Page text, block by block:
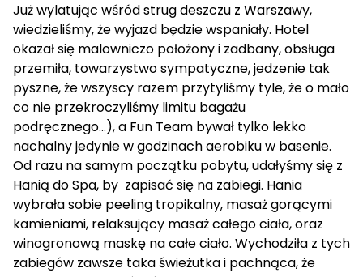
Już wylatując wśród strug deszczu z Warszawy,
wiedzieliśmy, że wyjazd będzie wspaniały. Hotel
okazał się malowniczo położony i zadbany, obsługa
przemiła, towarzystwo sympatyczne, jedzenie tak
pyszne, że wszyscy razem przytyliśmy tyle, że o mało
co nie przekroczyliśmy limitu bagażu
podręcznego...), a Fun Team bywał tylko lekko
nachalny jedynie w godzinach aerobiku w basenie.
Od razu na samym początku pobytu, udałyśmy się z
Hanią do Spa, by zapisać się na zabiegi. Hania
wybrała sobie peeling tropikalny, masaż gorącymi
kamieniami, relaksujący masaż całego ciała, oraz
winogronową maskę na całe ciało. Wychodziła z tych
zabiegów zawsze taka świeżutka i pachnąca, że